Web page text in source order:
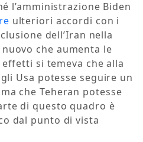
l’amministrazione Biden
ulteriori accordi con i
dell’Iran nella
che aumenta le
si temeva che alla
Usa potesse seguire un
che Teheran potesse
di questo quadro è
dal punto di vista